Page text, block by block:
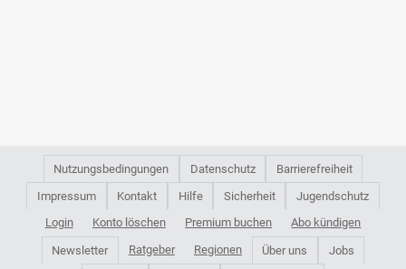
Nutzungsbedingungen Datenschutz
Barrierefreiheit
Impressum
Kontakt Hilfe Sicherheit
Jugendschutz
Login
Konto löschen Premium buchen Abo kündigen
Newsletter Ratgeber Regionen Über uns
Jobs